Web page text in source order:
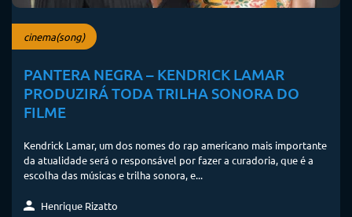
cinema(song)
PANTERA NEGRA – KENDRICK LAMAR
PRODUZIRÁ TODA TRILHA SONORA DO
FILME
Kendrick Lamar, um dos nomes do rap americano mais importante
da atualidade será o responsável por fazer a curadoria, que é a
escolha das músicas e trilha sonora, e...
Henrique Rizatto